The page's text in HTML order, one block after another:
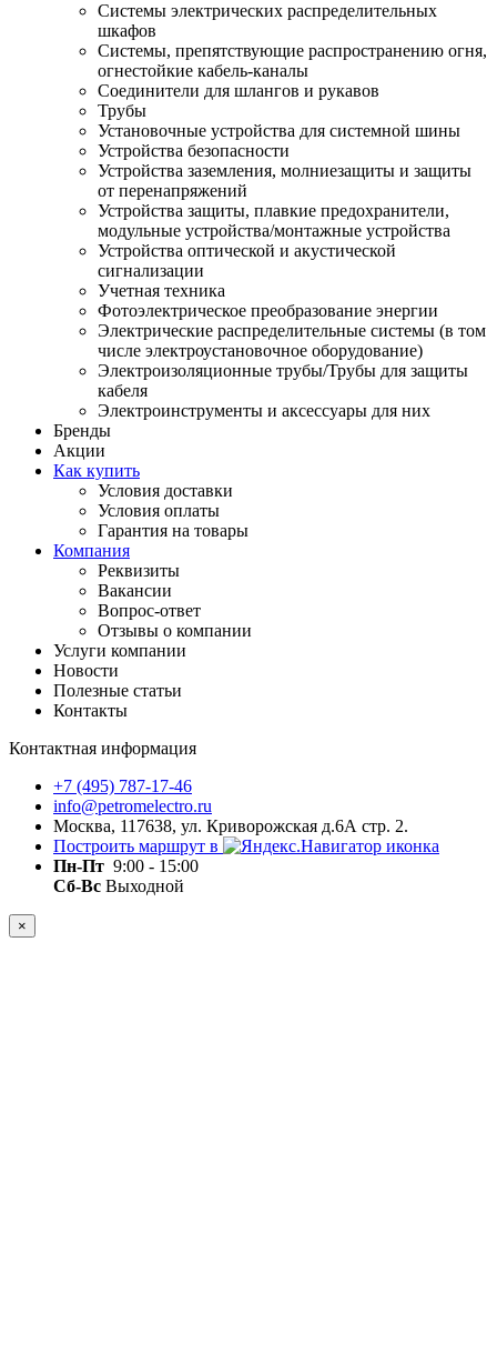
Системы электрических распределительных
шкафов
Системы, препятствующие распространению огня,
огнестойкие кабель-каналы
Соединители для шлангов и рукавов
Трубы
Установочные устройства для системной шины
Устройства безопасности
Устройства заземления, молниезащиты и защиты
от перенапряжений
Устройства защиты, плавкие предохранители,
модульные устройства/монтажные устройства
Устройства оптической и акустической
сигнализации
Учетная техника
Фотоэлектрическое преобразование энергии
Электрические распределительные системы (в том
числе электроустановочное оборудование)
Электроизоляционные трубы/Трубы для защиты
кабеля
Электроинструменты и аксессуары для них
Бренды
Акции
Как купить
Условия доставки
Условия оплаты
Гарантия на товары
Компания
Реквизиты
Вакансии
Вопрос-ответ
Отзывы о компании
Услуги компании
Новости
Полезные статьи
Контакты
Контактная информация
+7 (495) 787-17-46
info@petromelectro.ru
Москва, 117638, ул. Криворожская д.6А стр. 2.
Построить маршрут в
Пн-Пт 9:00 - 15:00
Сб-Вс Выходной
×